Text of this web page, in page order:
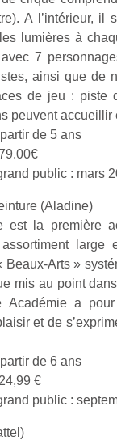
A l’intérieur, il
lumières à
7
ainsi que de
de jeu : piste
peuvent accueillir
de 5 ans
public : mars
(Aladine)
est la première
large
Beaux-Arts »
mis au point
Académie a
et de
de 6 ans
€
public :
Des
trampolines
pour les
grands et
les petits !
Durant les
vacances
estivales
retour des
beaux
jours, c’est
l’occasion
rêvée
pour les
enfants
de…
de